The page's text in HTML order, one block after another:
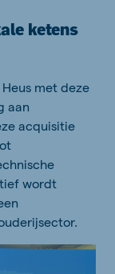
ketens
met deze
aan
acquisitie
wordt